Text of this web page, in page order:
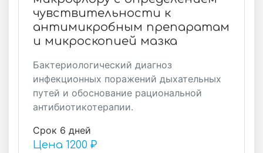
чувствительности к
антимикробным препаратам
и микроскопией мазка
Бактериологический диагноз
инфекционных поражений дыхательных
путей и обоснование рациональной
антибиотикотерапии.
Срок 6 дней
Цена 1200 ₽